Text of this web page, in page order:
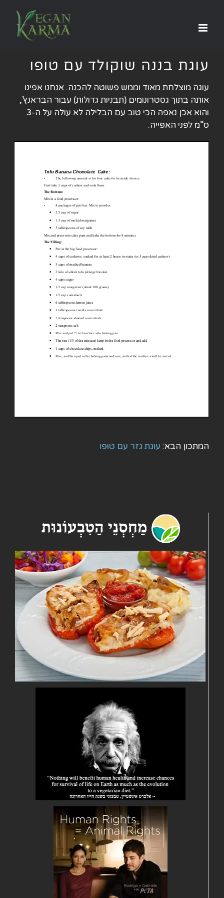
עוגת בננה שוקולד עם טופו
עוגה מוצלחת מאוד וממש פשוטה להכנה. אנחנו אפינו
אותה בתוך גסטרונומים (תבניות גדולות) עבור הבראנץ’,
והוא אכן נאפה הכי טוב עם הבלילה לא עולה על ה-3
ס”מ לפני האפייה.
המתכון הבא: עוגת גזר עם טופו